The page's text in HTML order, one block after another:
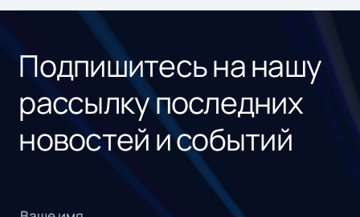
Подпишитесь на нашу
рассылку последних
новостей и событий